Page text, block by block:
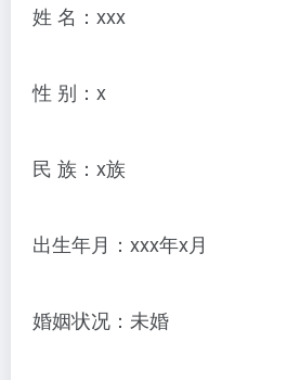
姓 名：xxx
性 别：x
民 族：x族
出生年月：xxx年x月
婚姻状况：未婚